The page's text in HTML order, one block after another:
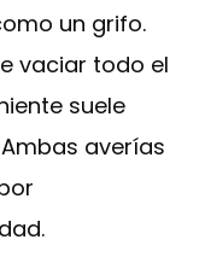
un grifo.
vaciar todo el
suele
averías